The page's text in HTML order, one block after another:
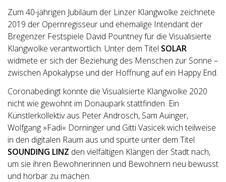
Zum 40-jährigen Jubiläum der Linzer Klangwolke zeichnete
2019 der Opernregisseur und ehemalige Intendant der
Bregenzer Festspiele David Pountney für die Visualisierte
Klangwolke verantwortlich. Unter dem Titel SOLAR
widmete er sich der Beziehung des Menschen zur Sonne –
zwischen Apokalypse und der Hoffnung auf ein Happy End.
Coronabedingt konnte die Visualisierte Klangwolke 2020
nicht wie gewohnt im Donaupark stattfinden. Ein
Künstlerkollektiv aus Peter Androsch, Sam Auinger,
Wolfgang »Fadi« Dorninger und Gitti Vasicek wich teilweise
in den digitalen Raum aus und spürte unter dem Titel
SOUNDING LINZ den vielfältigen Klängen der Stadt nach,
um sie ihren Bewohnerinnen und Bewohnern neu bewusst
und hörbar zu machen.